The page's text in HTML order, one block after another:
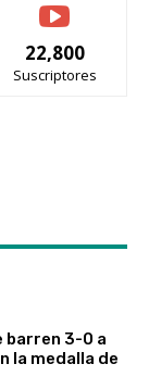
22,800
Suscriptores
barren 3-0 a
la medalla de